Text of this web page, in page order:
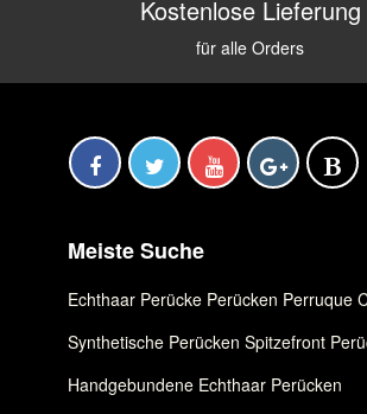
Kostenlose Lieferung
für alle Orders
Meiste Suche
Echthaar Perücke Perücken Perruque
Synthetische Perücken Spitzefront
Handgebundene Echthaar Perücken